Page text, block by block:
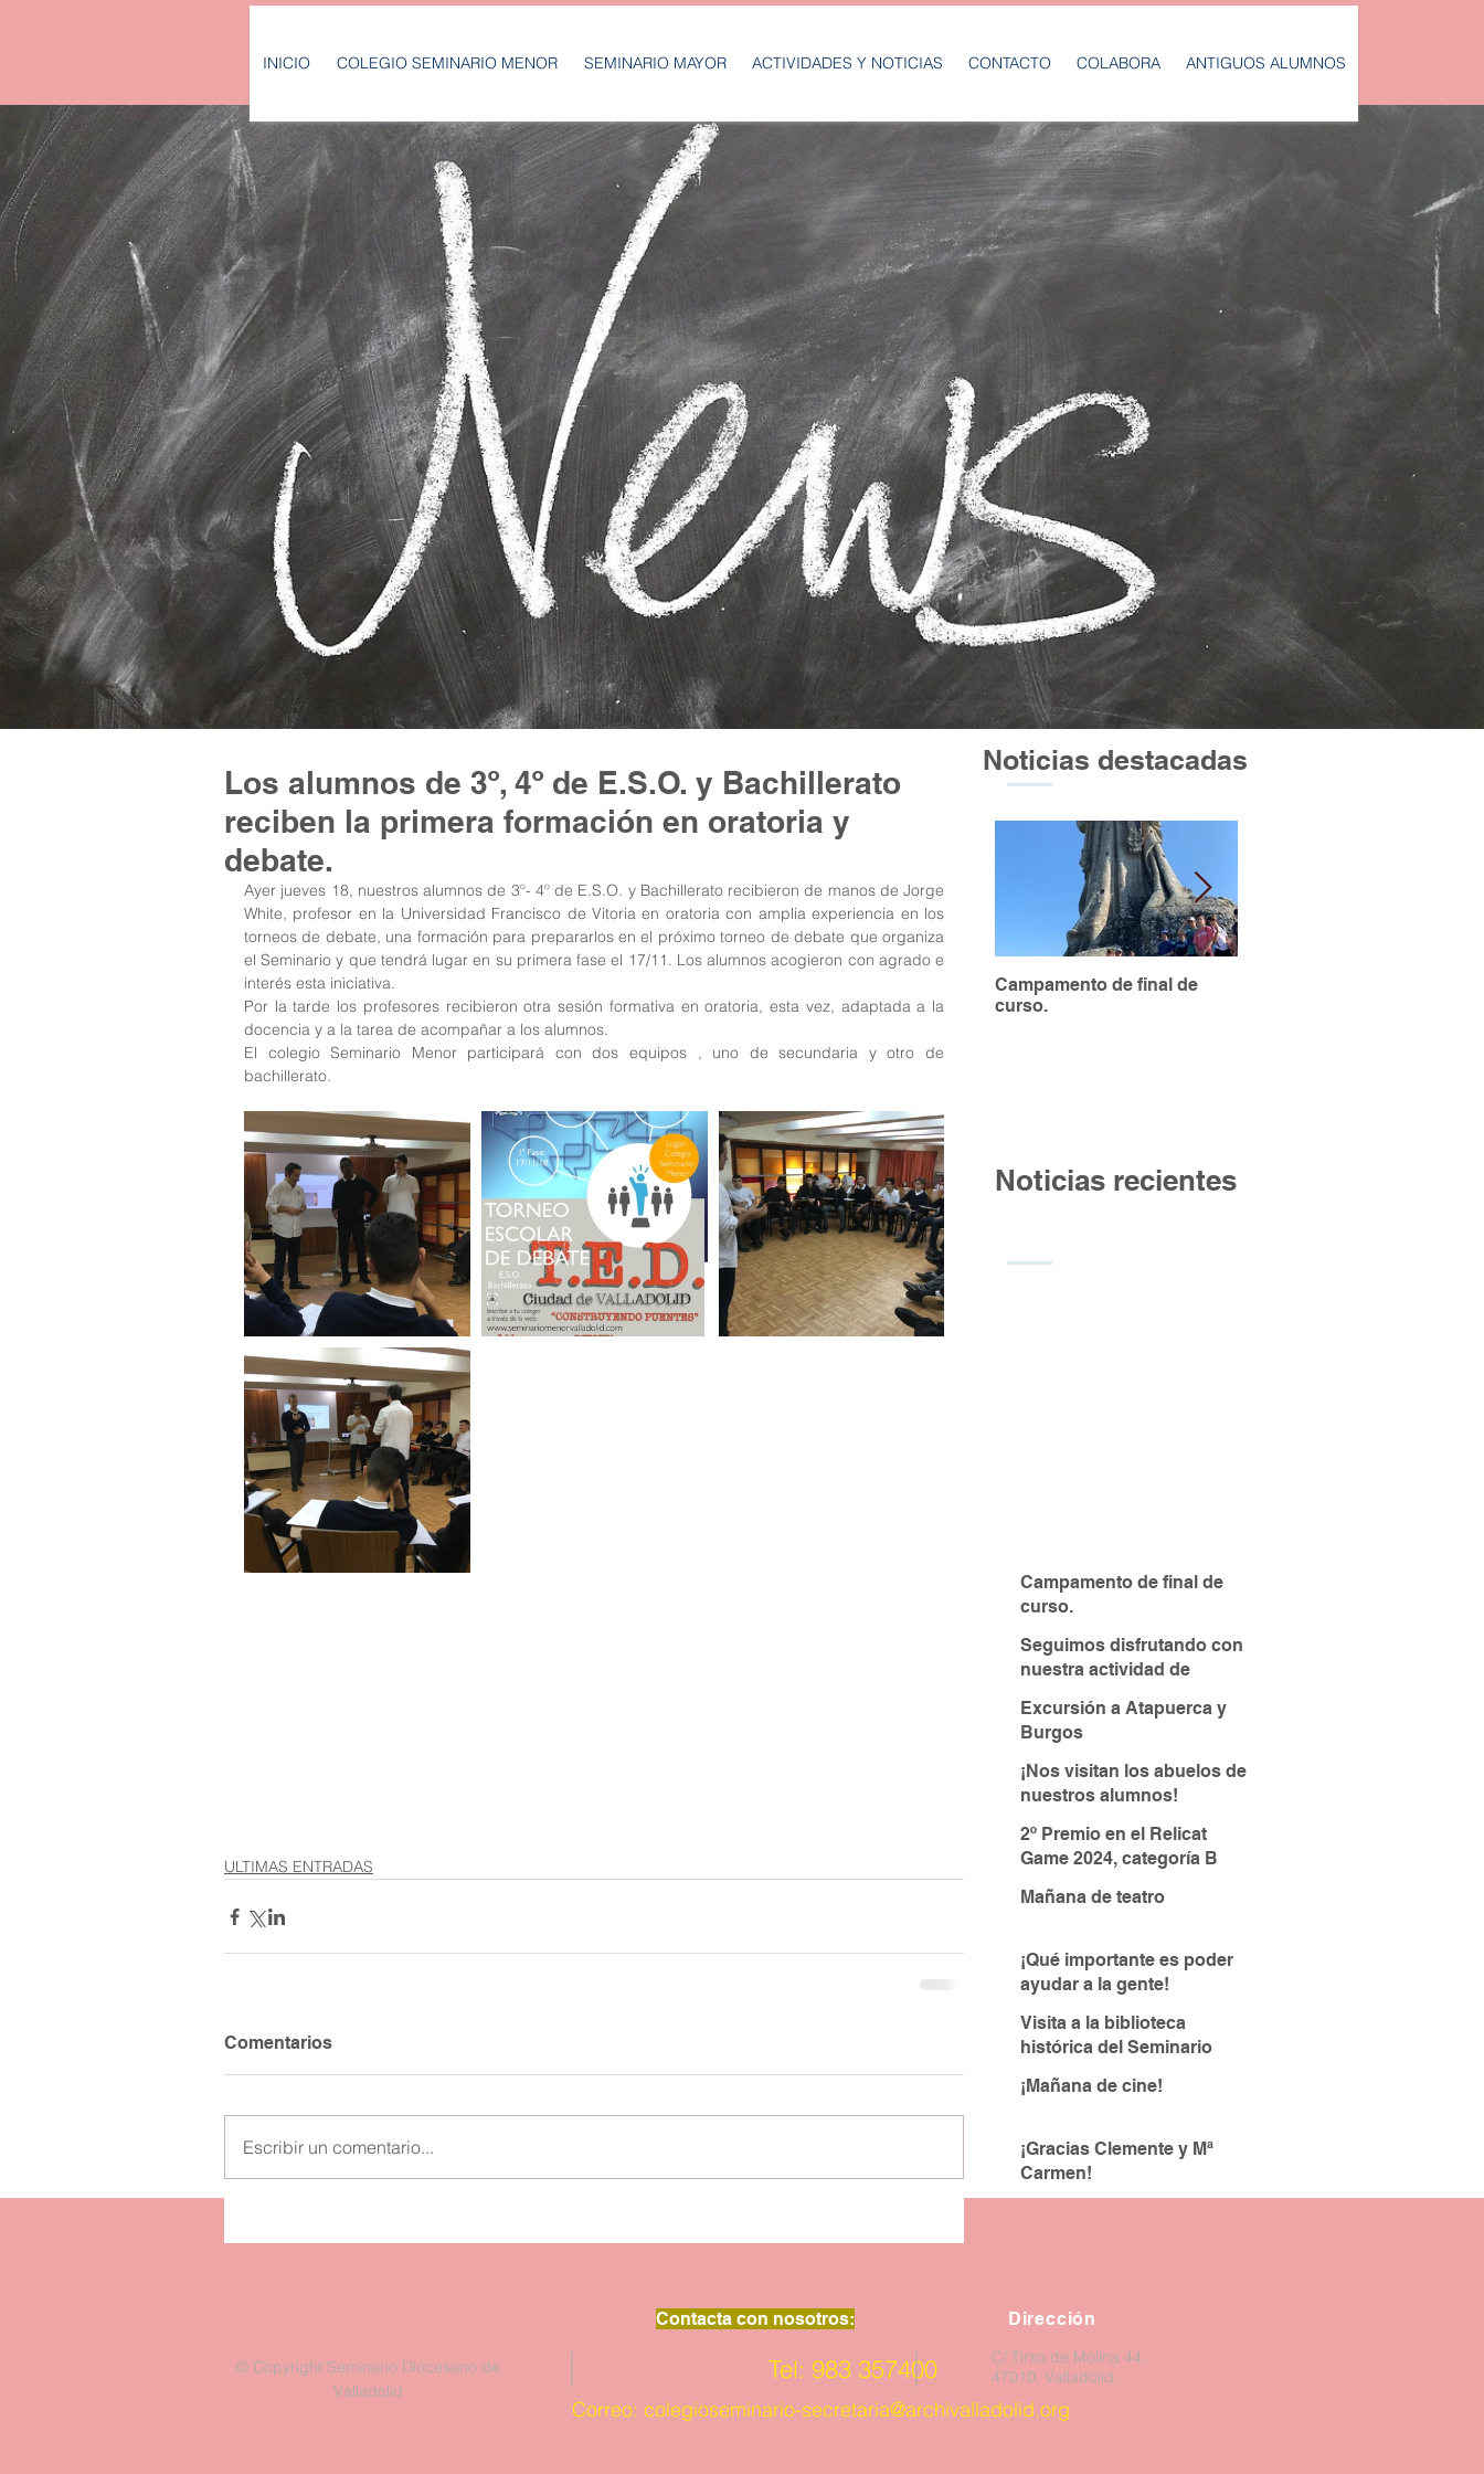
INICIO COLEGIO SEMINARIO MENOR SEMINARIO MAYOR ACTIVIDADES Y NOTICIAS CONTACTO COLABORA ANTIGUOS ALUMNOS
Noticias destacadas
Campamento de final de
curso.
Noticias recientes
Campamento de final de
curso.
Seguimos disfrutando con
nuestra actividad de
Excursión a Atapuerca y
Burgos
¡Nos visitan los abuelos de
nuestros alumnos!
2º Premio en el Relicat
Game 2024, categoría B
Mañana de teatro
¡Qué importante es poder
ayudar a la gente!
Visita a la biblioteca
histórica del Seminario
¡Mañana de cine!
¡Gracias Clemente y Mª
Carmen!
Los alumnos de 3º, 4º de E.S.O. y Bachillerato
reciben la primera formación en oratoria y
debate.
Ayer jueves 18, nuestros alumnos de 3º- 4º de E.S.O. y Bachillerato recibieron de manos de Jorge
White, profesor en la Universidad Francisco de Vitoria en oratoria con amplia experiencia en los
torneos de debate, una formación para prepararlos en el próximo torneo de debate que organiza
el Seminario y que tendrá lugar en su primera fase el 17/11. Los alumnos acogieron con agrado e
interés esta iniciativa.
Por la tarde los profesores recibieron otra sesión formativa en oratoria, esta vez, adaptada a la
docencia y a la tarea de acompañar a los alumnos.
El colegio Seminario Menor participará con dos equipos , uno de secundaria y otro de
bachillerato.
ULTIMAS ENTRADAS
Comentarios
Escribir un comentario...
© Copyright Seminario Diocesano de
Valladolid
Contacta con nosotros: Dirección
Tel: 983 357400
Correo: colegioseminario-secretaria@archivalladolid.org
C/ Tirso de Molina 44.
47010. Valladolid.